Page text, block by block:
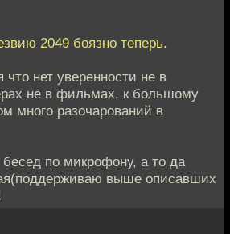
2049 боязно теперь.
что нет уверенности не в
не в фильмах, к большому
много разочарований в
по микрофону, а то да
выше описавших